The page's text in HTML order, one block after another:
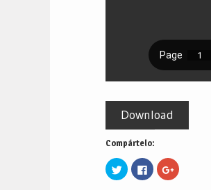
Download
Compártelo:
Haz
clic
para
Haz
clic
para
Haz
clic